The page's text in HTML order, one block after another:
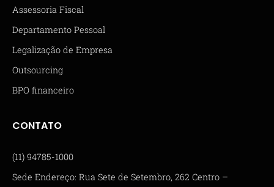
Assessoria Fiscal
Departamento Pessoal
Legalização de Empresa
Outsourcing
BPO financeiro
CONTATO
(11) 94785-1000
Sede Endereço: Rua Sete de Setembro, 262 Centro –